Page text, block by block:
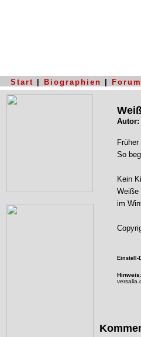
Start Biographien Forum
Autor:
So
Kein
Weiße
im
Einstell-
Hinweis: